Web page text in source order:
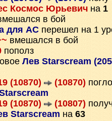
Космос Юрьевич на 1
в бой
для АС перешел на 1
вмешался в бой
пополз
Лев Starscream
(10870) (10870)
(10870) (10807)
Starscream на 63